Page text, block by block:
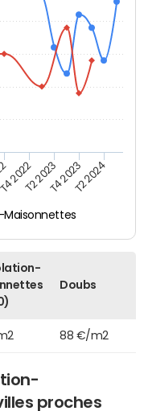
Maisonnettes
2022T2 2023T4 2023T2 2024
Doubs
88 €/m2
proches